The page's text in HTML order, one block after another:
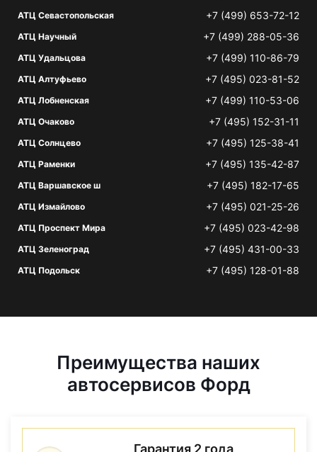
АТЦ Севастопольская +7 (499) 653-72-12
АТЦ Научный +7 (499) 288-05-36
АТЦ Удальцова +7 (499) 110-86-79
АТЦ Алтуфьево +7 (495) 023-81-52
АТЦ Лобненская +7 (499) 110-53-06
АТЦ Очаково +7 (495) 152-31-11
АТЦ Солнцево +7 (495) 125-38-41
АТЦ Раменки +7 (495) 135-42-87
АТЦ Варшавское ш +7 (495) 182-17-65
АТЦ Измайлово +7 (495) 021-25-26
АТЦ Проспект Мира +7 (495) 023-42-98
АТЦ Зеленоград +7 (495) 431-00-33
АТЦ Подольск +7 (495) 128-01-88
Преимущества наших
автосервисов Форд
Гарантия 2 года